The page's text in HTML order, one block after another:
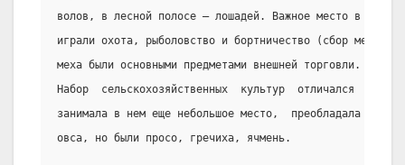
волов, в лесной полосе — лошадей. Важное место в
играли охота, рыболовство и бортничество (сбор меда
меха были основными предметами внешней торговли.
Набор  сельскохозяйственных  культур  отличался  от
занимала в нем еще небольшое место,  преобладала
овса, но были просо, гречиха, ячмень.